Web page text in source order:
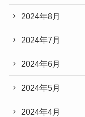
2024年8月
2024年7月
2024年6月
2024年5月
2024年4月